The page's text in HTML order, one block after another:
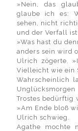
»Nein, das
glaube ich es:
sehen, nicht
und der Verfall
»Was hast du
anders sein wird
Ulrich zögerte.
Vielleicht wie ein
Wahrscheinlich
Trostes bedürftig
»Am Ende bloß
Ulrich schwieg.
Agathe mochte